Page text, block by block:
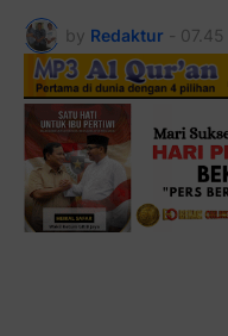
by Redaktur - 07.45